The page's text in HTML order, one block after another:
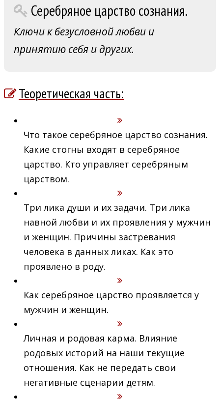
Серебряное царство сознания.
Ключи к безусловной любви и
принятию себя и других.
Теоретическая часть:
Что такое серебряное царство сознания.
Какие стогны входят в серебряное
царство. Кто управляет серебряным
царством.
Три лика души и их задачи. Три лика
навной любви и их проявления у мужчин
и женщин. Причины застревания
человека в данных ликах. Как это
проявлено в роду.
Как серебряное царство проявляется у
мужчин и женщин.
Личная и родовая карма. Влияние
родовых историй на наши текущие
отношения. Как не передать свои
негативные сценарии детям.